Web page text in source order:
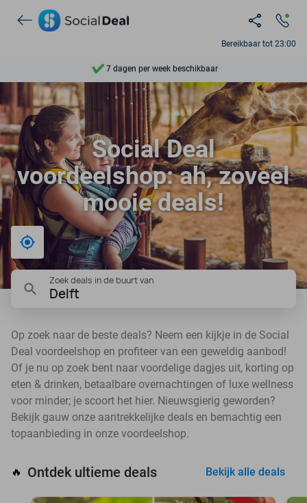
Bereikbaar tot 23:00
7 dagen per week beschikbaar
10+ miljoen leden
9,4
Ontdek 15.000+ deals
Social Deal
voordeelshop: ah, zoveel
mooie deals!
Bij mij in de buurt
Zoek deals in de buurt van
Delft
Op zoek naar de beste deals? Neem een kijkje in de Social
Deal voordeelshop en profiteer van een geweldig aanbod!
Of je nu op zoek bent naar voordelige dagjes uit, korting op
eten & drinken, betaalbare overnachtingen of luxe wellness
voor minder; je scoort het hier. Nieuwsgierig geworden?
Bekijk gauw onze aantrekkelijke deals en bemachtig een
topaanbieding in onze voordeelshop.
🔥 Ontdek ultieme deals Bekijk alle deals